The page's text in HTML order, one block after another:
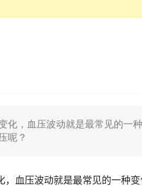
化，血压波动就是最常见的一
呢？
血压波动就是最常见的一种